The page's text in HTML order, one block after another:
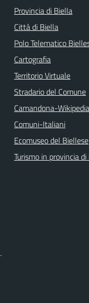
Provincia di Biella
Città di Biella
Polo Telematico
Cartografia
Territorio Virtuale
Stradario del Comune
Camandona-Wikipedia
Comuni-Italiani
Ecomuseo del Biellese
Turismo in provincia